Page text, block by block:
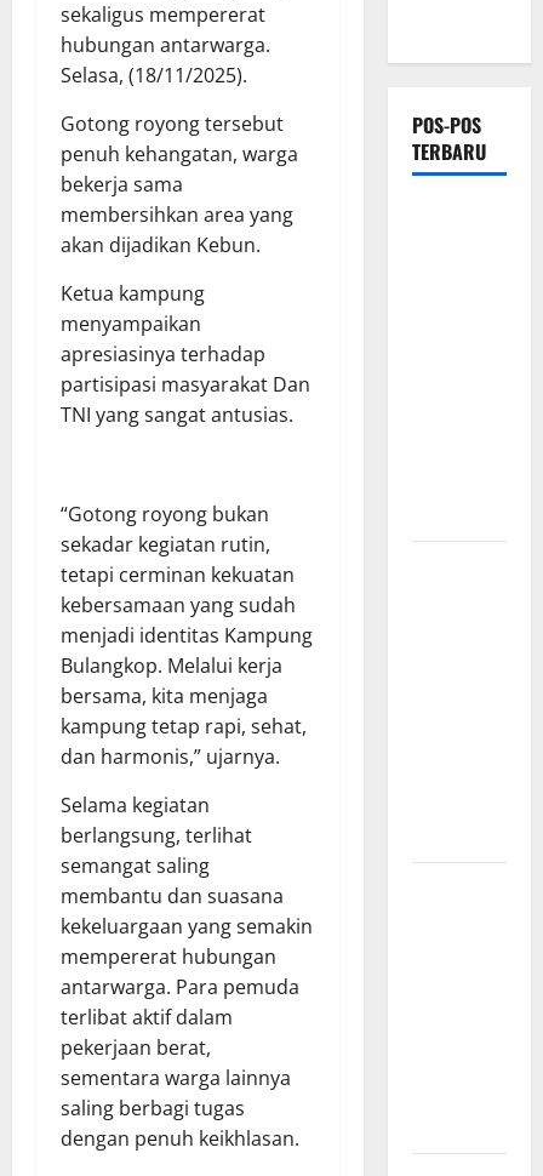
sekaligus mempererat
hubungan antarwarga.
Selasa, (18/11/2025).
Gotong royong tersebut
penuh kehangatan, warga
bekerja sama
membersihkan area yang
akan dijadikan Kebun.
Ketua kampung
menyampaikan
apresiasinya terhadap
partisipasi masyarakat Dan
TNI yang sangat antusias.
“Gotong royong bukan
sekadar kegiatan rutin,
tetapi cerminan kekuatan
kebersamaan yang sudah
menjadi identitas Kampung
Bulangkop. Melalui kerja
bersama, kita menjaga
kampung tetap rapi, sehat,
dan harmonis,” ujarnya.
Selama kegiatan
berlangsung, terlihat
semangat saling
membantu dan suasana
kekeluargaan yang semakin
mempererat hubungan
antarwarga. Para pemuda
terlibat aktif dalam
pekerjaan berat,
sementara warga lainnya
saling berbagi tugas
dengan penuh keikhlasan.
POS-POS
TERBARU